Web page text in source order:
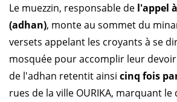
Le muezzin, responsable de l'appel
(adhan), monte au sommet du
versets appelant les croyants à se
mosquée pour accomplir leur
de l'adhan retentit ainsi cinq fois
rues de la ville OURIKA, marquant